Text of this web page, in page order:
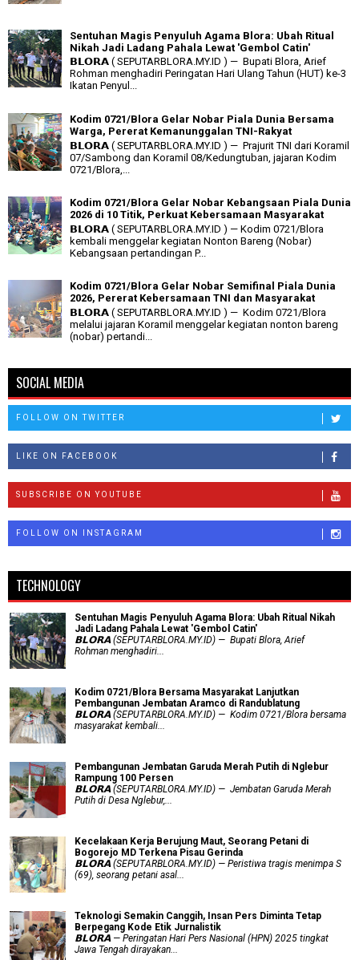
Sentuhan Magis Penyuluh Agama Blora: Ubah Ritual
Nikah Jadi Ladang Pahala Lewat 'Gembol Catin'
𝗕𝗟𝗢𝗥𝗔 ( SEPUTARBLORA.MY.ID ) — Bupati Blora, Arief
Rohman menghadiri Peringatan Hari Ulang Tahun (HUT) ke-3
Ikatan Penyul...
Kodim 0721/Blora Gelar Nobar Piala Dunia Bersama
Warga, Pererat Kemanunggalan TNI-Rakyat
𝗕𝗟𝗢𝗥𝗔 ( SEPUTARBLORA.MY.ID ) — Prajurit TNI dari Koramil
07/Sambong dan Koramil 08/Kedungtuban, jajaran Kodim
0721/Blora,...
Kodim 0721/Blora Gelar Nobar Kebangsaan Piala Dunia
2026 di 10 Titik, Perkuat Kebersamaan Masyarakat
𝗕𝗟𝗢𝗥𝗔 ( SEPUTARBLORA.MY.ID ) — Kodim 0721/Blora
kembali menggelar kegiatan Nonton Bareng (Nobar)
Kebangsaan pertandingan P...
Kodim 0721/Blora Gelar Nobar Semifinal Piala Dunia
2026, Pererat Kebersamaan TNI dan Masyarakat
𝗕𝗟𝗢𝗥𝗔 ( SEPUTARBLORA.MY.ID ) — Kodim 0721/Blora
melalui jajaran Koramil menggelar kegiatan nonton bareng
(nobar) pertandi...
SOCIAL MEDIA
FOLLOW ON TWITTER
LIKE ON FACEBOOK
SUBSCRIBE ON YOUTUBE
FOLLOW ON INSTAGRAM
TECHNOLOGY
Sentuhan Magis Penyuluh Agama Blora: Ubah Ritual Nikah
Jadi Ladang Pahala Lewat 'Gembol Catin'
𝗕𝗟𝗢𝗥𝗔 (SEPUTARBLORA.MY.ID) — Bupati Blora, Arief
Rohman menghadiri...
Kodim 0721/Blora Bersama Masyarakat Lanjutkan
Pembangunan Jembatan Aramco di Randublatung
𝗕𝗟𝗢𝗥𝗔 (SEPUTARBLORA.MY.ID) — Kodim 0721/Blora bersama
masyarakat kembali...
Pembangunan Jembatan Garuda Merah Putih di Nglebur
Rampung 100 Persen
𝗕𝗟𝗢𝗥𝗔 (SEPUTARBLORA.MY.ID) — Jembatan Garuda Merah
Putih di Desa Nglebur,...
Kecelakaan Kerja Berujung Maut, Seorang Petani di
Bogorejo MD Terkena Pisau Gerinda
𝗕𝗟𝗢𝗥𝗔 (SEPUTARBLORA.MY.ID) — Peristiwa tragis menimpa S
(69), seorang petani asal...
Teknologi Semakin Canggih, Insan Pers Diminta Tetap
Berpegang Kode Etik Jurnalistik
𝗕𝗟𝗢𝗥𝗔 — Peringatan Hari Pers Nasional (HPN) 2025 tingkat
Jawa Tengah dirayakan...